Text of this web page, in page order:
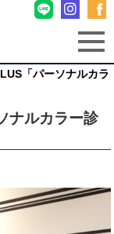
「パーソナルカラ
ナルカラー診